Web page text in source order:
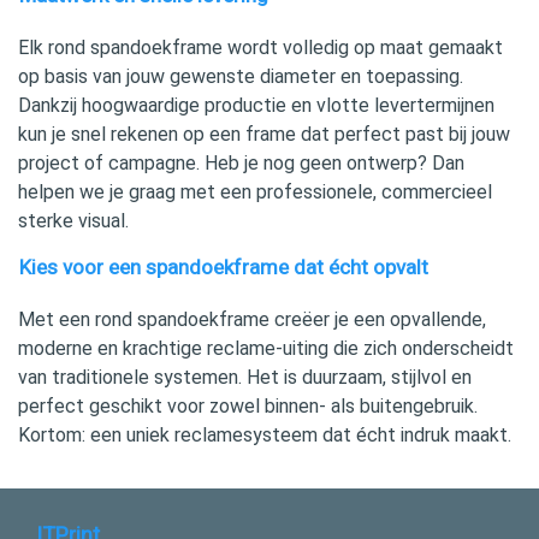
Elk rond spandoekframe wordt volledig op maat gemaakt
op basis van jouw gewenste diameter en toepassing.
Dankzij hoogwaardige productie en vlotte levertermijnen
kun je snel rekenen op een frame dat perfect past bij jouw
project of campagne. Heb je nog geen ontwerp? Dan
helpen we je graag met een professionele, commercieel
sterke visual.
Kies voor een spandoekframe dat écht opvalt
Met een rond spandoekframe creëer je een opvallende,
moderne en krachtige reclame-uiting die zich onderscheidt
van traditionele systemen. Het is duurzaam, stijlvol en
perfect geschikt voor zowel binnen- als buitengebruik.
Kortom: een uniek reclamesysteem dat écht indruk maakt.